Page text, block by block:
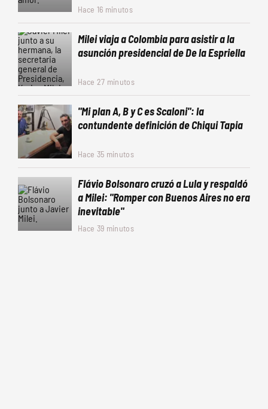
Hace 16 minutos
Milei viaja a Colombia para asistir a la
asunción presidencial de De la Espriella
Hace 27 minutos
"Mi plan A, B y C es Scaloni": la
contundente definición de Chiqui Tapia
Hace 35 minutos
Flávio Bolsonaro cruzó a Lula y respaldó
a Milei: "Romper con Buenos Aires no era
inevitable"
Hace 39 minutos